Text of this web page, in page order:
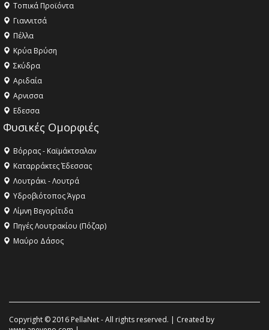
Τοπικά Προϊόντα
Γιαννιτσά
Πέλλα
Κρύα Βρύση
Σκύδρα
Αριδαία
Aρνισσα
Eδεσσα
Φυσικές Ομορφιές
Βόρρας - Καϊμάκτσαλαν
Καταρράκτες Έδεσσας
Λουτράκι - Λουτρά
Υδροβιότοπος Άγρα
Λίμνη Βεγορίτιδα
Πηγές Λουτρακίου (Πόζαρ)
Μαύρο Δάσος
Copyright © 2016 PellaNet - All rights reserved. | Created by